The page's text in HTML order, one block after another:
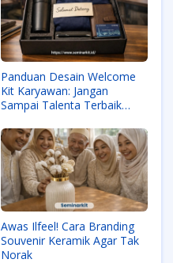
Panduan Desain Welcome
Kit Karyawan: Jangan
Sampai Talenta Terbaik
Awas Ilfeel! Cara Branding
Souvenir Keramik Agar Tak
Norak